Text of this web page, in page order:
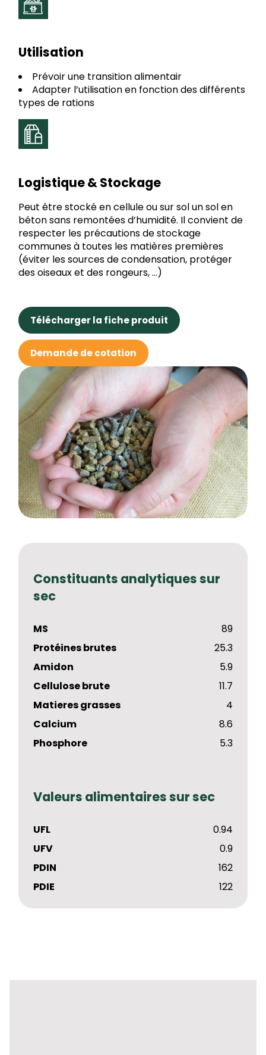
Utilisation
Prévoir une transition alimentair
Adapter l’utilisation en fonction des différents
types de rations
Logistique & Stockage
Peut être stocké en cellule ou sur sol un sol en
béton sans remontées d’humidité. Il convient de
respecter les précautions de stockage
communes à toutes les matières premières
(éviter les sources de condensation, protéger
des oiseaux et des rongeurs, …)
Télécharger la fiche produit
Demande de cotation
Constituants analytiques sur
sec
MS
89
Protéines brutes
25.3
Amidon
5.9
Cellulose brute
11.7
Matieres grasses
4
Calcium
8.6
Phosphore
5.3
Valeurs alimentaires sur sec
UFL
0.94
UFV
0.9
PDIN
162
PDIE
122